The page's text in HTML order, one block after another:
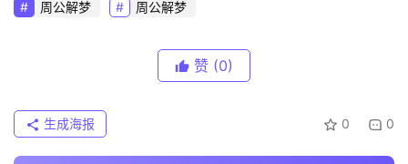
周公解梦 周公解梦
赞 (0)
0 0
生成海报